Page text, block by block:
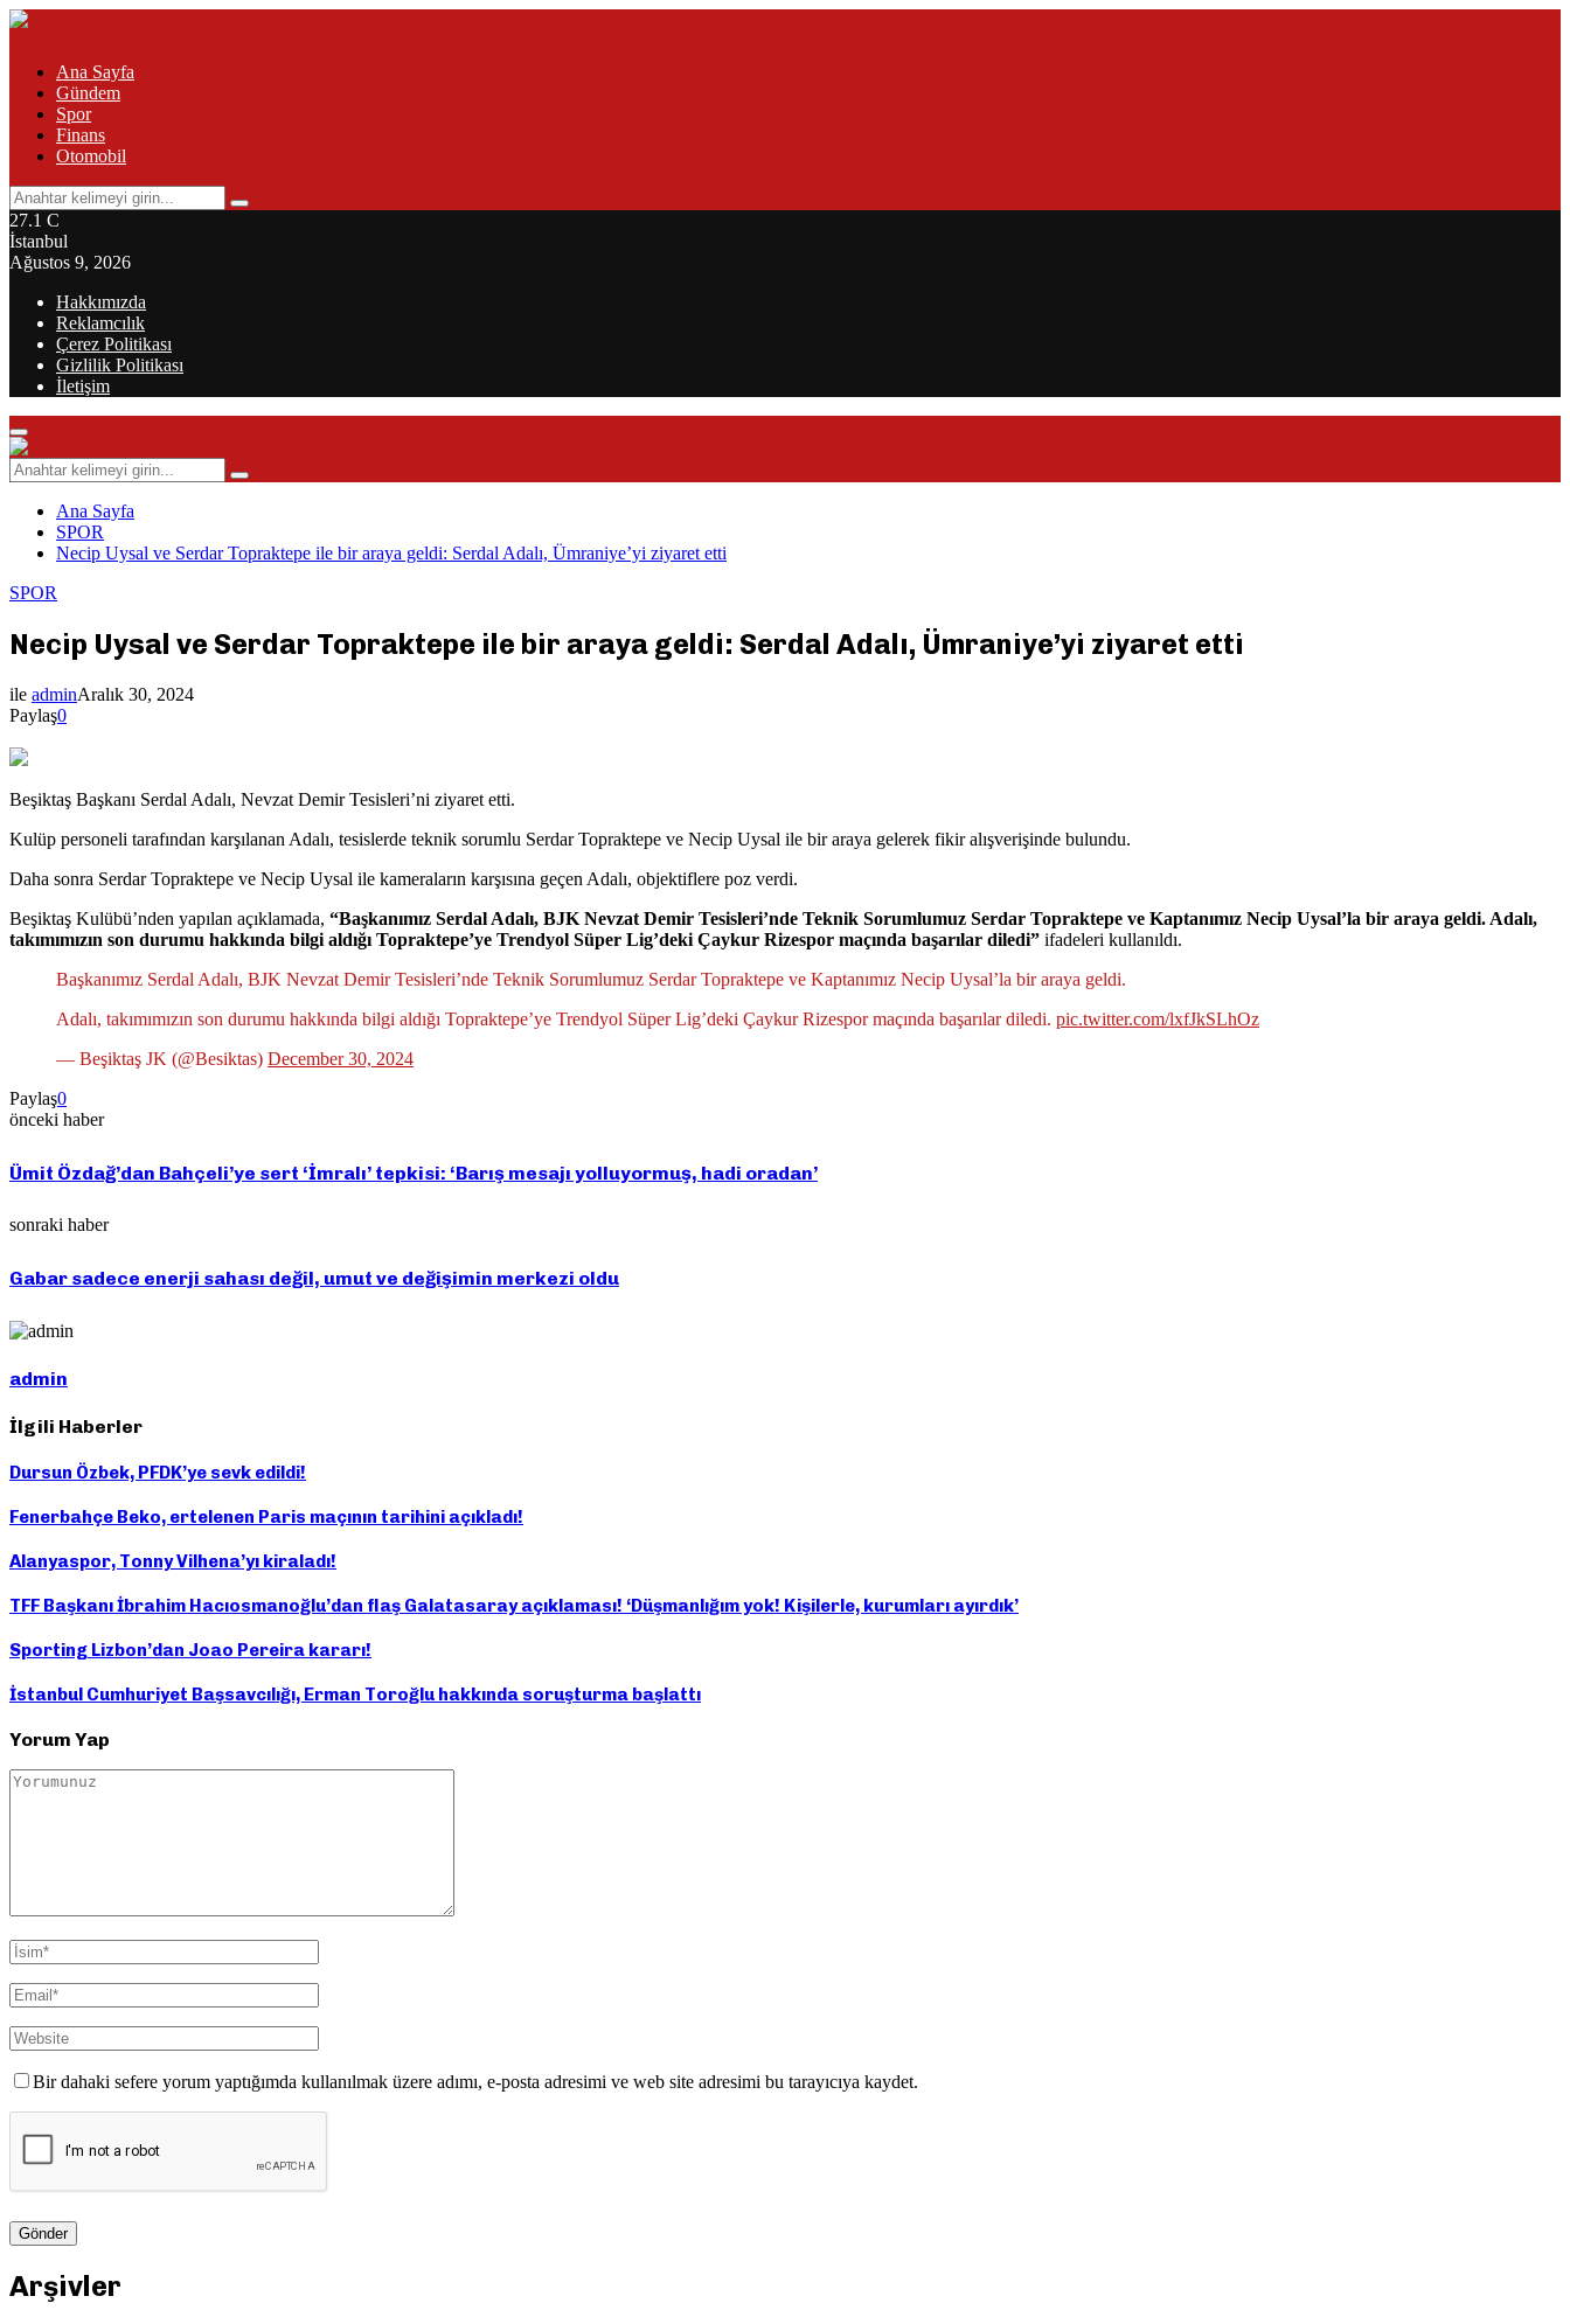
Ana Sayfa
Gündem
Spor
Finans
Otomobil
Search
for:
Search
27.1 C
İstanbul
Ağustos 9, 2026
Hakkımızda
Reklamcılık
Çerez Politikası
Gizlilik Politikası
İletişim
Primary
Menu
Search
for:
Search
Ana Sayfa
SPOR
Necip Uysal ve Serdar Topraktepe ile bir araya geldi: Serdal Adalı, Ümraniye’yi ziyaret etti
SPOR
Necip Uysal ve Serdar Topraktepe ile bir araya geldi: Serdal Adalı, Ümraniye’yi ziyaret etti
ile adminAralık 30, 2024
Paylaş0
Beşiktaş Başkanı Serdal Adalı, Nevzat Demir Tesisleri’ni ziyaret etti.
Kulüp personeli tarafından karşılanan Adalı, tesislerde teknik sorumlu Serdar Topraktepe ve Necip Uysal ile bir araya gelerek fikir alışverişinde bulundu.
Daha sonra Serdar Topraktepe ve Necip Uysal ile kameraların karşısına geçen Adalı, objektiflere poz verdi.
Beşiktaş Kulübü’nden yapılan açıklamada, “Başkanımız Serdal Adalı, BJK Nevzat Demir Tesisleri’nde Teknik Sorumlumuz Serdar Topraktepe ve Kaptanımız Necip Uysal’la bir araya geldi. Adalı,
takımımızın son durumu hakkında bilgi aldığı Topraktepe’ye Trendyol Süper Lig’deki Çaykur Rizespor maçında başarılar diledi” ifadeleri kullanıldı.
Başkanımız Serdal Adalı, BJK Nevzat Demir Tesisleri’nde Teknik Sorumlumuz Serdar Topraktepe ve Kaptanımız Necip Uysal’la bir araya geldi.
Adalı, takımımızın son durumu hakkında bilgi aldığı Topraktepe’ye Trendyol Süper Lig’deki Çaykur Rizespor maçında başarılar diledi. pic.twitter.com/lxfJkSLhOz
— Beşiktaş JK (@Besiktas) December 30, 2024
Paylaş0
önceki haber
Ümit Özdağ’dan Bahçeli’ye sert ‘İmralı’ tepkisi: ‘Barış mesajı yolluyormuş, hadi oradan’
sonraki haber
Gabar sadece enerji sahası değil, umut ve değişimin merkezi oldu
admin
İlgili Haberler
Dursun Özbek, PFDK’ye sevk edildi!
Fenerbahçe Beko, ertelenen Paris maçının tarihini açıkladı!
Alanyaspor, Tonny Vilhena’yı kiraladı!
TFF Başkanı İbrahim Hacıosmanoğlu’dan flaş Galatasaray açıklaması! ‘Düşmanlığım yok! Kişilerle, kurumları ayırdık’
Sporting Lizbon’dan Joao Pereira kararı!
İstanbul Cumhuriyet Başsavcılığı, Erman Toroğlu hakkında soruşturma başlattı
Yorum Yap
Bir dahaki sefere yorum yaptığımda kullanılmak üzere adımı, e-posta adresimi ve web site adresimi bu tarayıcıya kaydet.
Arşivler